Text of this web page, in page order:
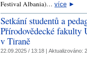
Festival Albania)… více ►
Setkání studentů a
Přírodovědecké fakulty
v Tiraně
22.09.2025 / 13:18 | Aktualizováno: